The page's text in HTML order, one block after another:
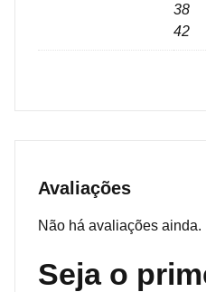
38
42
Avaliações
Não há avaliações ainda.
Seja o